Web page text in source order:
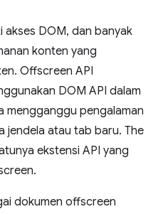
akses DOM, dan banyak
konten yang
Offscreen API
DOM API dalam
mengganggu pengalaman
jendela atau tab baru. The
ekstensi API yang
dokumen offscreen